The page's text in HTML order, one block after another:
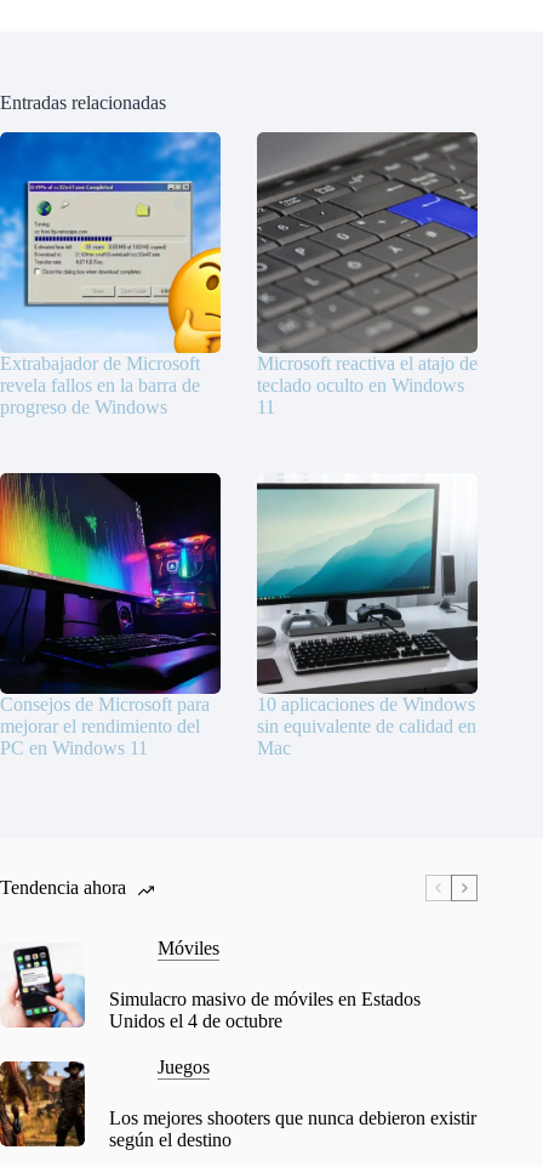
Entradas relacionadas
Extrabajador de Microsoft
revela fallos en la barra de
progreso de Windows
Microsoft reactiva el atajo de
teclado oculto en Windows
11
Consejos de Microsoft para
mejorar el rendimiento del
PC en Windows 11
10 aplicaciones de Windows
sin equivalente de calidad en
Mac
Tendencia ahora
Móviles
Simulacro masivo de móviles en Estados
Unidos el 4 de octubre
Juegos
Los mejores shooters que nunca debieron existir
según el destino